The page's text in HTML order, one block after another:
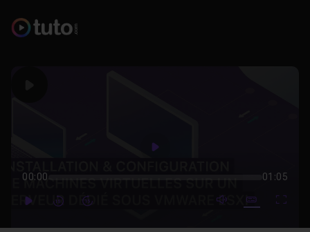
Play
00:00 01:05
PlayForwardForward mute video
Subtitles